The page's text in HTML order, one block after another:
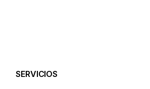
SERVICIOS